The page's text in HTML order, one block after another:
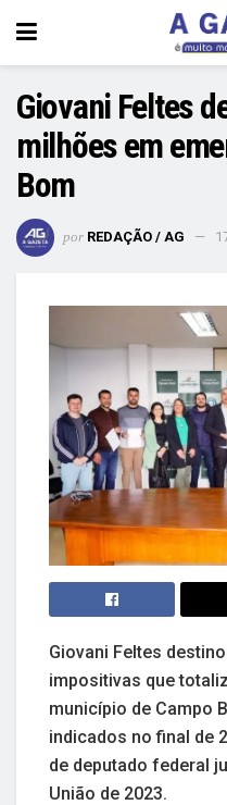
Giovani Feltes
milhões em
Bom
por REDAÇÃO / AG
Giovani Feltes
impositivas que
município de Campo
indicados no final de
de deputado federal
União de 2023.